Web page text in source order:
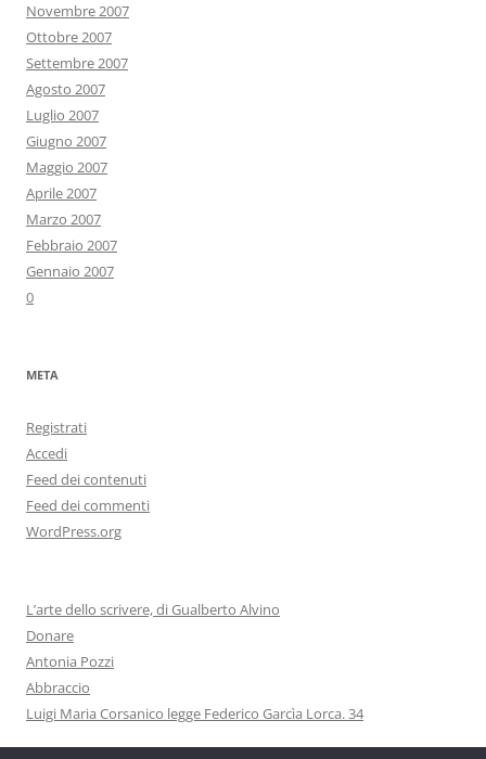
Novembre 2007
Ottobre 2007
Settembre 2007
Agosto 2007
Luglio 2007
Giugno 2007
Maggio 2007
Aprile 2007
Marzo 2007
Febbraio 2007
Gennaio 2007
0
META
Registrati
Accedi
Feed dei contenuti
Feed dei commenti
WordPress.org
L’arte dello scrivere, di Gualberto Alvino
Donare
Antonia Pozzi
Abbraccio
Luigi Maria Corsanico legge Federico Garcìa Lorca. 34